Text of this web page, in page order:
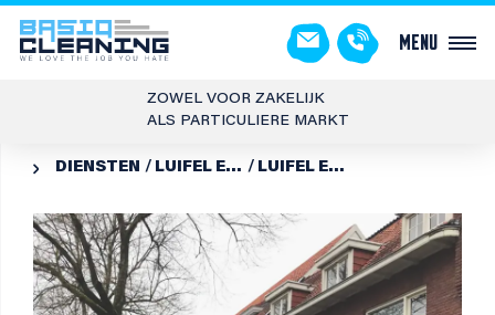
Menu
ZOWEL VOOR ZAKELIJK
ALS PARTICULIERE MARKT
 DIENSTEN LUIFEL EN MARKIES REINIGING LUIFEL EN MARKIEZEN SCHOONMAKEN